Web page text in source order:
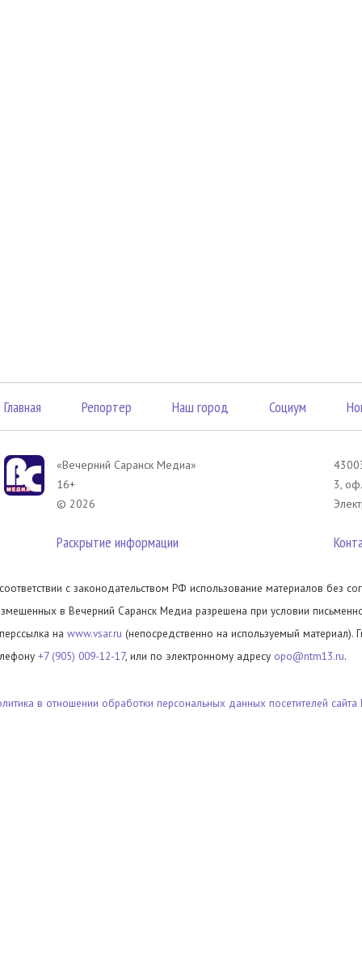
Главная Репортер Наш город Социум
«Вечерний Саранск Mедиа»
16+
© 2026
Раскрытие информации
3,
с законодательством РФ использование материалов без
в Вечерний Саранск Медиа разрешена при условии
на www.vsar.ru (непосредственно на используемый материал).
+7 (905) 009-12-17, или по электронному адресу opo@ntm13.ru.
в отношении обработки персональных данных посетителей